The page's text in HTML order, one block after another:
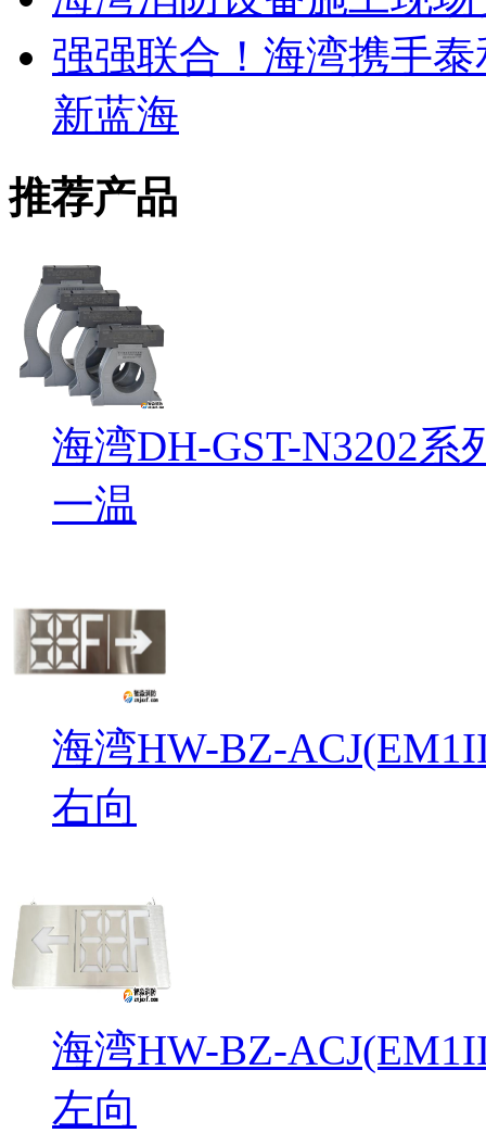
强强联合！海湾携手
新蓝海
推荐产品
海湾DH-GST-N3202
一温
海湾HW-BZ-
右向
海湾HW-BZ-
左向